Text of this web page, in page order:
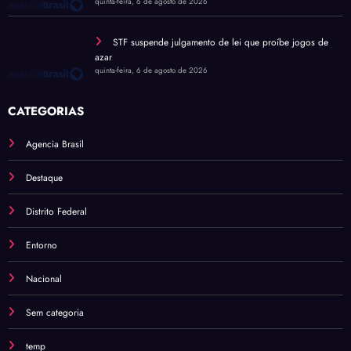
STF suspende julgamento de lei que proíbe jogos de
azar
quinta-feira, 6 de agosto de 2026
CATEGORIAS
Agencia Brasil
Destaque
Distrito Federal
Entorno
Nacional
Sem categoria
temp